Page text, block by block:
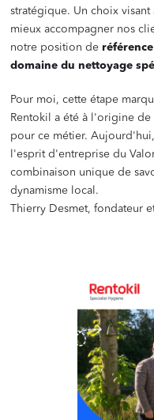
stratégique. Un choix
mieux accompagner nos
notre position de
domaine du nettoyage
Pour moi, cette étape
Rentokil a été à l'origine de
pour ce métier.
l'esprit d'entreprise du
combinaison unique de
dynamisme local.
Thierry Desmet, fondateur